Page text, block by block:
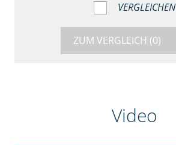
VERGLEICHEN
ZUM VERGLEICH (0)
Video